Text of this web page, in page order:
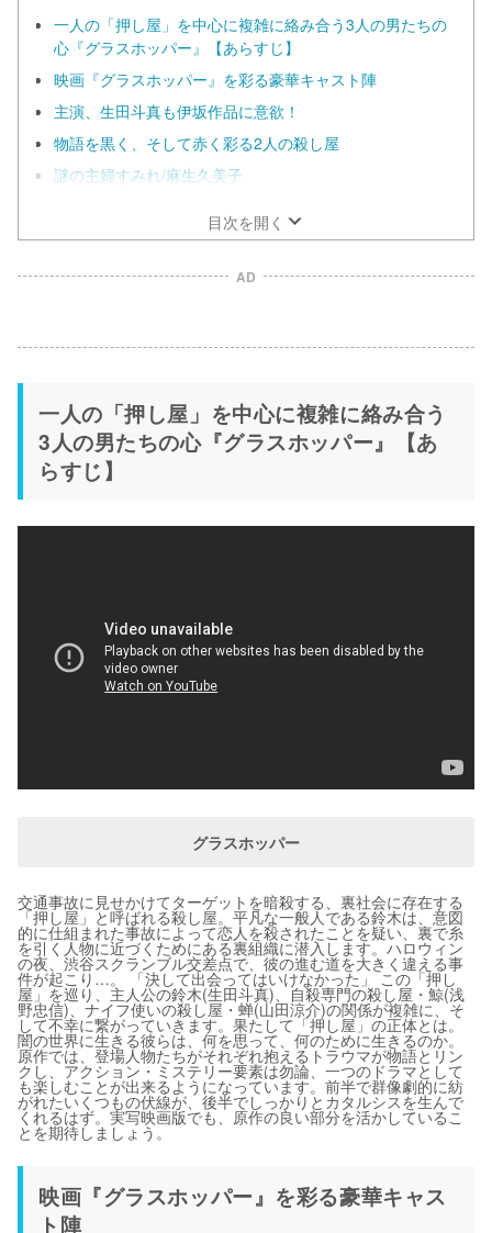
一人の「押し屋」を中心に複雑に絡み合う3人の男たちの
心『グラスホッパー』【あらすじ】
映画『グラスホッパー』を彩る豪華キャスト陣
主演、生田斗真も伊坂作品に意欲！
物語を黒く、そして赤く彩る2人の殺し屋
謎の主婦すみれ/麻生久美子
目次を開く
AD
一人の「押し屋」を中心に複雑に絡み合う
3人の男たちの心『グラスホッパー』【あ
らすじ】
グラスホッパー
交通事故に見せかけてターゲットを暗殺する、裏社会に存在する
「押し屋」と呼ばれる殺し屋。平凡な一般人である鈴木は、意図
的に仕組まれた事故によって恋人を殺されたことを疑い、裏で糸
を引く人物に近づくためにある裏組織に潜入します。ハロウィン
の夜、渋谷スクランブル交差点で、彼の進む道を大きく違える事
件が起こり…。 「決して出会ってはいけなかった」 この「押し
屋」を巡り、主人公の鈴木(生田斗真)、自殺専門の殺し屋・鯨(浅
野忠信)、ナイフ使いの殺し屋・蝉(山田涼介)の関係が複雑に、そ
して不幸に繋がっていきます。果たして「押し屋」の正体とは。
闇の世界に生きる彼らは、何を思って、何のために生きるのか。
原作では、登場人物たちがそれぞれ抱えるトラウマが物語とリン
クし、アクション・ミステリー要素は勿論、一つのドラマとして
も楽しむことが出来るようになっています。前半で群像劇的に紡
がれたいくつもの伏線が、後半でしっかりとカタルシスを生んで
くれるはず。実写映画版でも、原作の良い部分を活かしているこ
とを期待しましょう。
映画『グラスホッパー』を彩る豪華キャス
ト陣